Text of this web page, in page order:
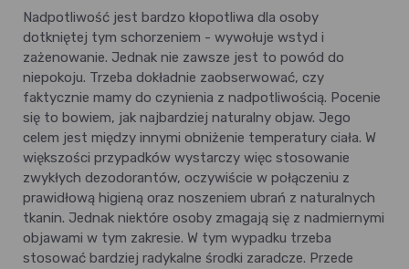
Nadpotliwość jest bardzo kłopotliwa dla osoby
dotkniętej tym schorzeniem - wywołuje wstyd i
zażenowanie. Jednak nie zawsze jest to powód do
niepokoju. Trzeba dokładnie zaobserwować, czy
faktycznie mamy do czynienia z nadpotliwością. Pocenie
się to bowiem, jak najbardziej naturalny objaw. Jego
celem jest między innymi obniżenie temperatury ciała. W
większości przypadków wystarczy więc stosowanie
zwykłych dezodorantów, oczywiście w połączeniu z
prawidłową higieną oraz noszeniem ubrań z naturalnych
tkanin. Jednak niektóre osoby zmagają się z nadmiernymi
objawami w tym zakresie. W tym wypadku trzeba
stosować bardziej radykalne środki zaradcze. Przede